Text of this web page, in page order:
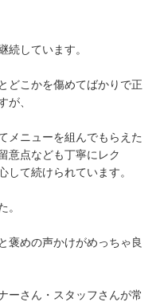
続しています。
どこかを傷めてばかりで正
が、
メニューを組んでもらえた
意点なども丁寧にレク
して続けられています。
。
褒めの声かけがめっちゃ良
ーさん・スタッフさんが常